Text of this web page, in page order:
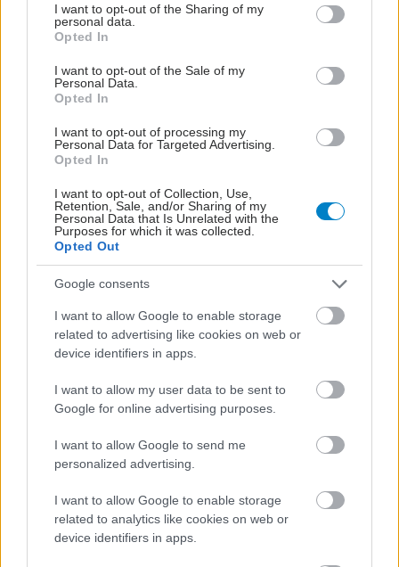
not limited to your visit or usage behaviour. You may click to
grant or deny consent to Google and its third-party tags to
use your data for below specified purposes in below Google
consent section.
I want to opt-out of the Sharing of my
personal data.
Opted In
I want to opt-out of the Sale of my
Personal Data.
Opted In
I want to opt-out of processing my
Personal Data for Targeted Advertising.
Opted In
I want to opt-out of Collection, Use,
Retention, Sale, and/or Sharing of my
Personal Data that Is Unrelated with the
Purposes for which it was collected.
Opted Out
Google consents
I want to allow Google to enable storage
related to advertising like cookies on web or
device identifiers in apps.
I want to allow my user data to be sent to
Google for online advertising purposes.
I want to allow Google to send me
personalized advertising.
I want to allow Google to enable storage
related to analytics like cookies on web or
device identifiers in apps.
Τρίτη, 21 Ιουνίου 2022, 10:50
Tελικά πόσο είναι το μερίδιο των γενοσήμων
στην ελληνική αγορά;
Κάτι γίνεται λάθος ή είναι άλλη οπτική;